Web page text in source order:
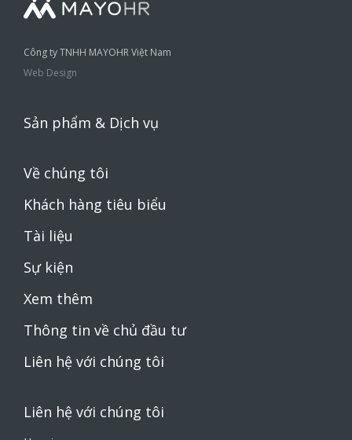
Công ty TNHH MAYOHR Việt Nam
Web Design
Sản phẩm & Dịch vụ
Về chúng tôi
Khách hàng tiêu biểu
Tài liệu
Sự kiện
Xem thêm
Thông tin về chủ đầu tư
Liên hệ với chúng tôi
Liên hệ với chúng tôi